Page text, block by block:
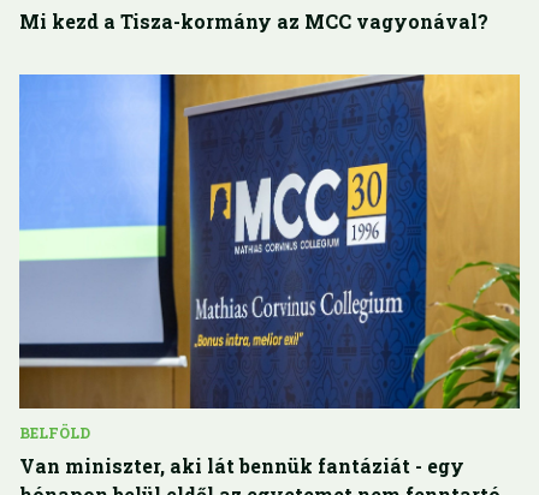
Mi kezd a Tisza-kormány az MCC vagyonával?
BELFÖLD
Van miniszter, aki lát bennük fantáziát - egy